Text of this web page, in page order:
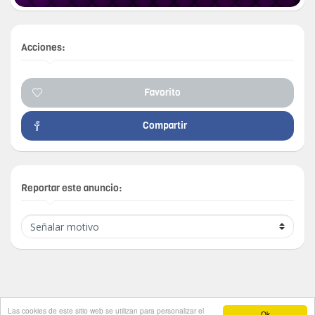
Las cookies de este sitio web se utilizan para personalizar el
Acciones:
Favorito
Compartir
Reportar este anuncio: